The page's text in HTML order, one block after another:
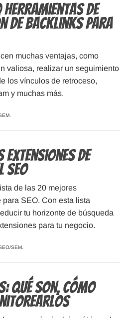
Herramientas de
de Backlinks para
muchas ventajas, como
valiosa, realizar un seguimiento
los vínculos de retroceso,
y muchas más.
Extensiones de
de las 20 mejores
SEO. Con esta lista
tu horizonte de búsqueda
para tu negocio.
SEM
Qué son, cómo